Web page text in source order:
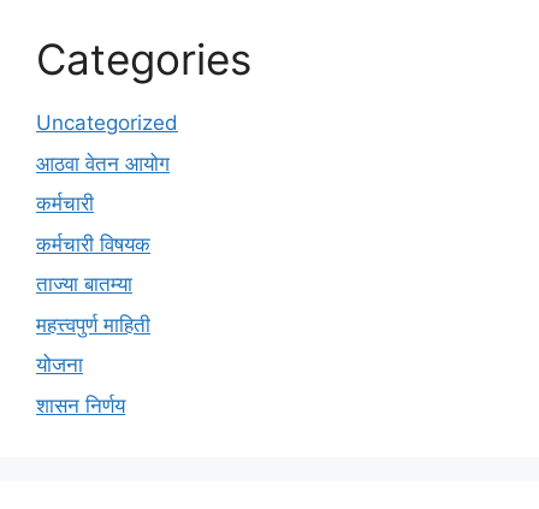
Categories
Uncategorized
आठवा वेतन आयोग
कर्मचारी
कर्मचारी विषयक
ताज्या बातम्या
महत्त्वपुर्ण माहिती
योजना
शासन निर्णय